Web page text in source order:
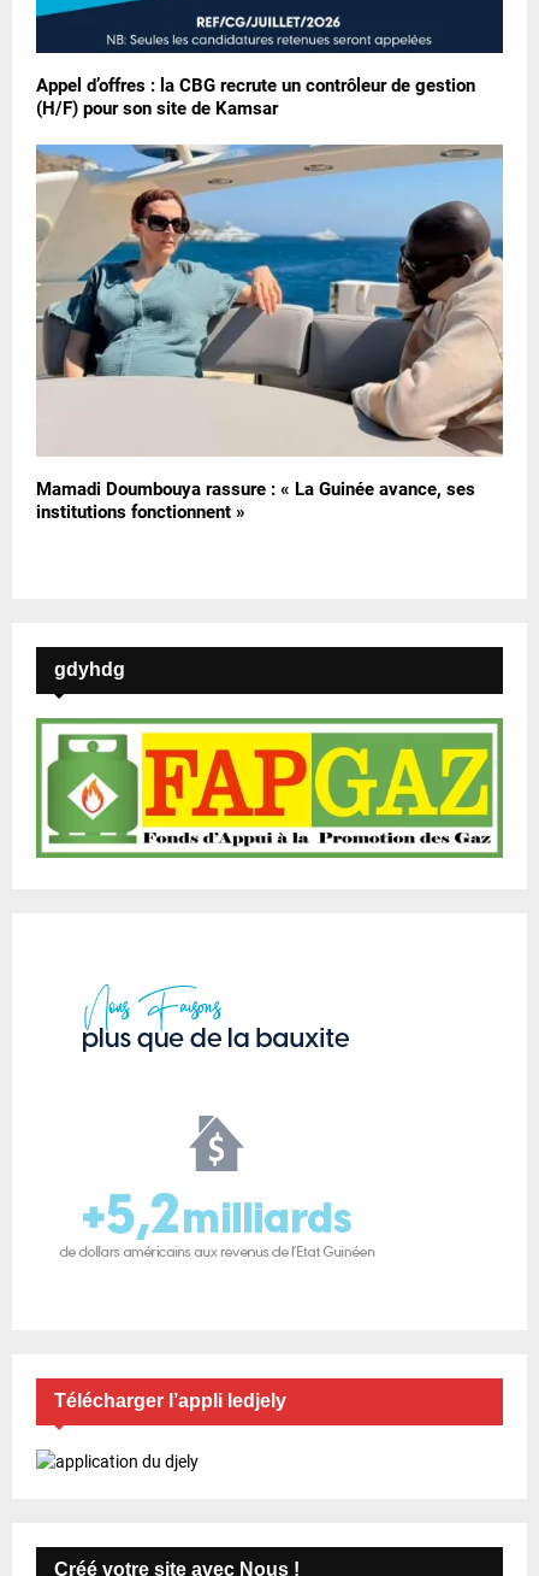
Appel d’offres : la CBG recrute un contrôleur de gestion
(H/F) pour son site de Kamsar
Mamadi Doumbouya rassure : « La Guinée avance, ses
institutions fonctionnent »
gdyhdg
Télécharger l’appli ledjely
Créé votre site avec Nous !